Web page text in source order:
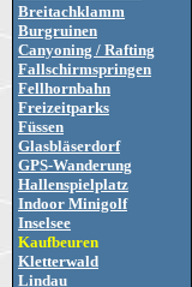
Breitachklamm
Burgruinen
Canyoning / Rafting
Fallschirmspringen
Fellhornbahn
Freizeitparks
Füssen
Glasbläserdorf
GPS-Wanderung
Hallenspielplatz
Indoor Minigolf
Inselsee
Kaufbeuren
Kletterwald
Lindau